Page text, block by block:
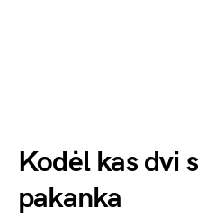
Kodėl kas dvi
pakanka